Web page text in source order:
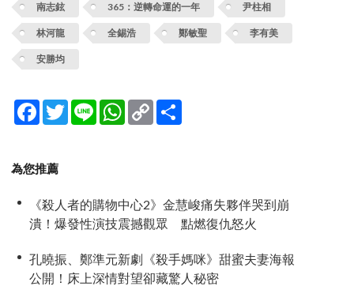
南志鉉 365：逆轉命運的一年 尹柱相
林河龍 全錫浩 鄭敏聖 李有美
安勝均
Facebook
TwitterLine WhatsApp
Copy
Link
為您推薦
《殺人者的購物中心2》金慧峻痛失夥伴哭到崩
潰！爆發性演技震撼觀眾 點燃復仇怒火
孔曉振、鄭準元新劇《殺手媽咪》甜蜜夫妻海報
公開！床上深情對望卻藏驚人秘密